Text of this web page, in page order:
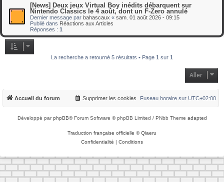
[News] Deux jeux Virtual Boy inédits débarquent sur
Nintendo Classics le 4 août, dont un F-Zero annulé
Dernier message par bahascaux « sam. 01 août 2026 - 09:15
Publié dans Réactions aux Articles
Réponses : 1
La recherche a retourné 5 résultats • Page 1 sur 1
Aller
Accueil du forum Fuseau horaire sur UTC+02:00
Supprimer les cookies
Développé parphpBB® Forum Software © phpBB Limited / PNbb Theme adapted
Traduction française officielle ©Qiaeru
Confidentialité | Conditions